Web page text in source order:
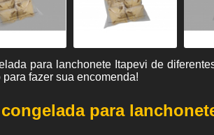
para lanchonete Itapevi de
fazer sua encomenda!
para